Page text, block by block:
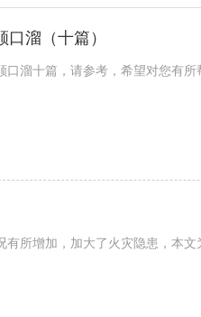
溜（十篇）
溜十篇，请参考，希望对您有所
有所增加，加大了火灾隐患，本文